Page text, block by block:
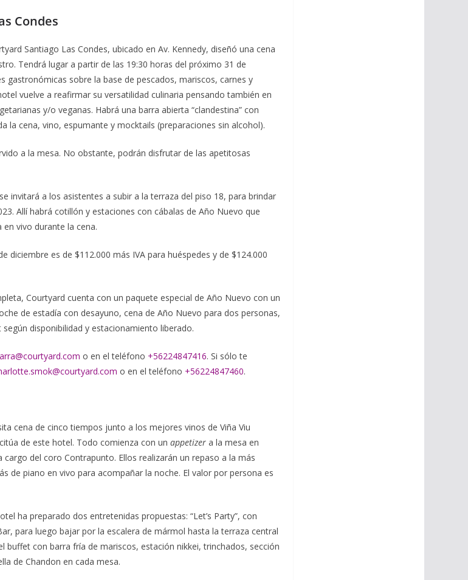
Condes
Santiago Las Condes, ubicado en Av. Kennedy, diseñó una cena
Tendrá lugar a partir de las 19:30 horas del próximo 31 de
gastronómicas sobre la base de pescados, mariscos, carnes y
vuelve a reafirmar su versatilidad culinaria pensando también en
y/o veganas. Habrá una barra abierta “clandestina” con
la cena, vino, espumante y mocktails (preparaciones sin alcohol).
a la mesa. No obstante, podrán disfrutar de las apetitosas
invitará a los asistentes a subir a la terraza del piso 18, para brindar
Allí habrá cotillón y estaciones con cábalas de Año Nuevo que
vivo durante la cena.
diciembre es de $112.000 más IVA para huéspedes y de $124.000
Courtyard cuenta con un paquete especial de Año Nuevo con un
de estadía con desayuno, cena de Año Nuevo para dos personas,
disponibilidad y estacionamiento liberado.
o en el teléfono +56224847416. Si sólo te
o en el teléfono +56224847460.
cena de cinco tiempos junto a los mejores vinos de Viña Viu
de este hotel. Todo comienza con un appetizer a la mesa en
del coro Contrapunto. Ellos realizarán un repaso a la más
de piano en vivo para acompañar la noche. El valor por persona es
ha preparado dos entretenidas propuestas: “Let’s Party”, con
para luego bajar por la escalera de mármol hasta la terraza central
buffet con barra fría de mariscos, estación nikkei, trinchados, sección
de Chandon en cada mesa.